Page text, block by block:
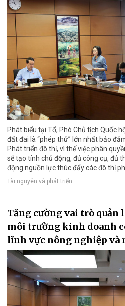
Phát biểu tại Tổ, Phó Chủ tịch Quốc
đất đai là “phép thử” lớn nhất bảo
Phát triển đô thị, vì thế việc phân
sẽ tạo tính chủ động, đủ công cụ, đủ
động nguồn lực thúc đẩy các đô thị
Tài nguyên và phát triển
Tăng cường vai trò quản
môi trường kinh doanh
lĩnh vực nông nghiệp và